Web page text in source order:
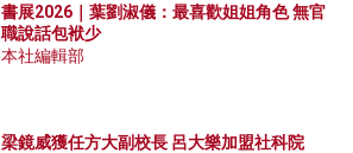
書展2026｜葉劉淑儀：最喜歡姐姐角色 無官
職說話包袱少
本社編輯部
梁鏡威獲任方大副校長 呂大樂加盟社科院